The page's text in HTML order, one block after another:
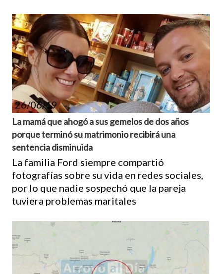
26/06/19
La mamá que ahogó a sus gemelos de dos años
porque terminó su matrimonio recibirá una
sentencia disminuida
La familia Ford siempre compartió
fotografías sobre su vida en redes sociales,
por lo que nadie sospechó que la pareja
tuviera problemas maritales